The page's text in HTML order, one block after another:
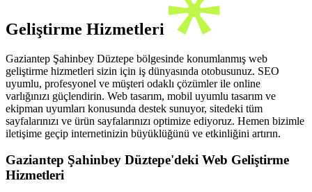
Geliştirme Hizmetleri
Gaziantep Şahinbey Düztepe bölgesinde konumlanmış web
geliştirme hizmetleri sizin için iş dünyasında otobusunuz. SEO
uyumlu, profesyonel ve müşteri odaklı çözümler ile online
varlığınızı güçlendirin. Web tasarım, mobil uyumlu tasarım ve
ekipman uyumları konusunda destek sunuyor, sitedeki tüm
sayfalarınızı ve ürün sayfalarınızı optimize ediyoruz. Hemen bizimle
iletişime geçip internetinizin büyüklüğünü ve etkinliğini artırın.
Gaziantep Şahinbey Düztepe'deki Web Geliştirme
Hizmetleri